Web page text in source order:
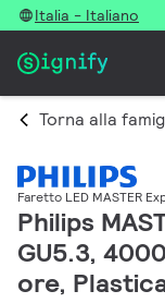
Italia - Italiano
Torna alla
Faretto LED MASTER
Philips
GU5.3,
ore,